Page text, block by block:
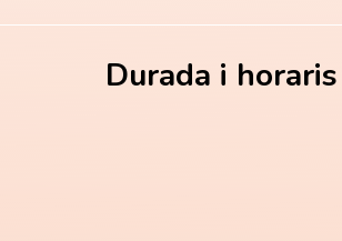
Durada i horaris